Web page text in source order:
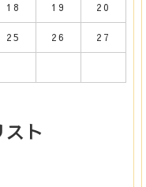
18 19 20
25 26 27
ト